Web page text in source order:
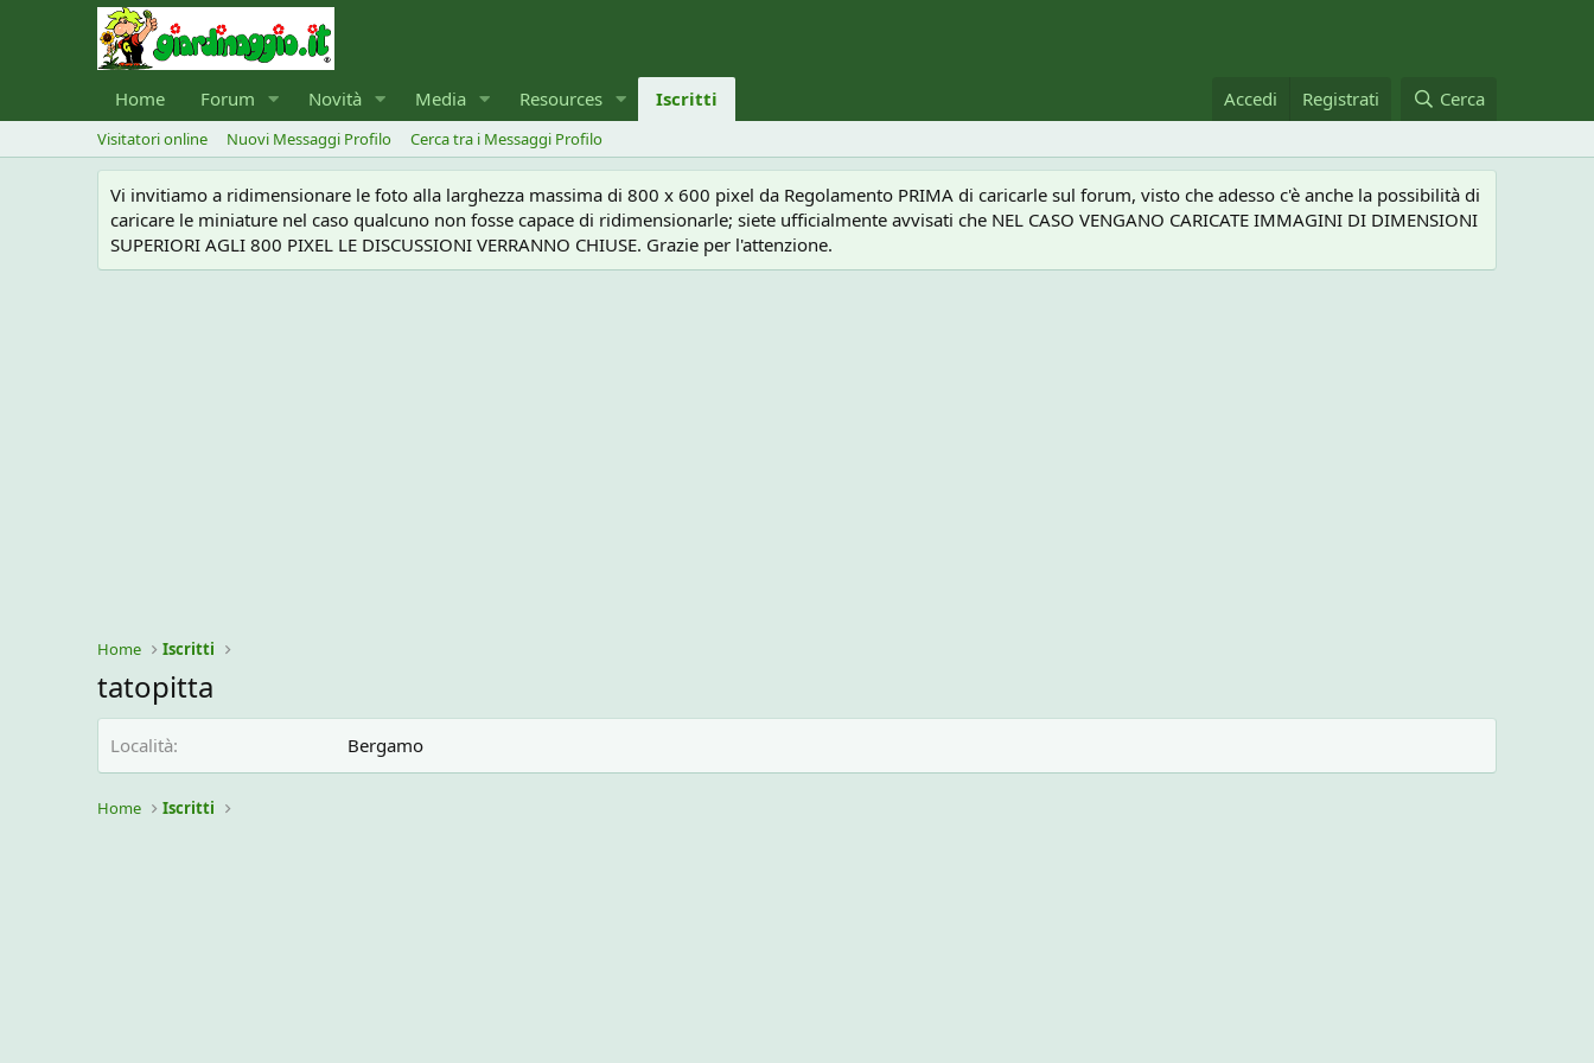
Home Forum Novità Media Resources Iscritti Accedi Registrati Cerca
Visitatori online Nuovi Messaggi Profilo Cerca tra i Messaggi Profilo
Vi invitiamo a ridimensionare le foto alla larghezza massima di 800 x 600 pixel da Regolamento PRIMA di caricarle sul forum, visto che adesso c'è anche la possibilità di
caricare le miniature nel caso qualcuno non fosse capace di ridimensionarle; siete ufficialmente avvisati che NEL CASO VENGANO CARICATE IMMAGINI DI DIMENSIONI
SUPERIORI AGLI 800 PIXEL LE DISCUSSIONI VERRANNO CHIUSE. Grazie per l'attenzione.
Home Iscritti
tatopitta
Località Bergamo
Home Iscritti